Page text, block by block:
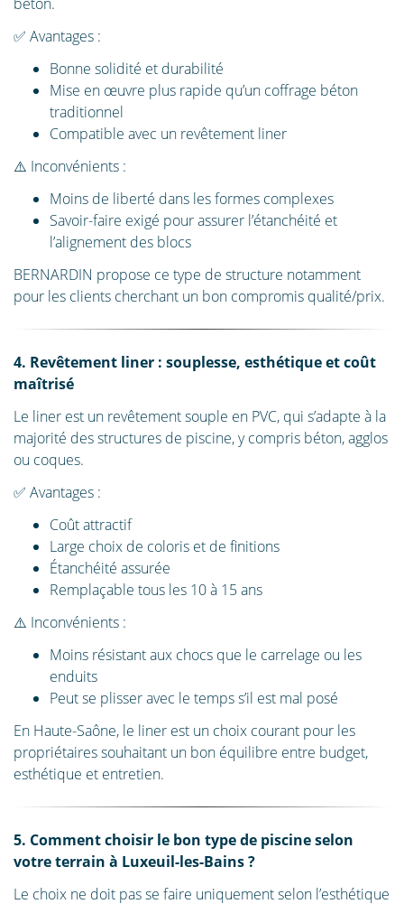
✅ Avantages :
Bonne solidité et durabilité
Mise en œuvre plus rapide qu’un coffrage béton
traditionnel
Compatible avec un revêtement liner
⚠️ Inconvénients :
Moins de liberté dans les formes complexes
Savoir-faire exigé pour assurer l’étanchéité et
l’alignement des blocs
BERNARDIN propose ce type de structure notamment
pour les clients cherchant un bon compromis qualité/prix.
4. Revêtement liner : souplesse, esthétique et coût
maîtrisé
Le liner est un revêtement souple en PVC, qui s’adapte à la
majorité des structures de piscine, y compris béton, agglos
ou coques.
✅ Avantages :
Coût attractif
Large choix de coloris et de finitions
Étanchéité assurée
Remplaçable tous les 10 à 15 ans
⚠️ Inconvénients :
Moins résistant aux chocs que le carrelage ou les
enduits
Peut se plisser avec le temps s’il est mal posé
En Haute-Saône, le liner est un choix courant pour les
propriétaires souhaitant un bon équilibre entre budget,
esthétique et entretien.
5. Comment choisir le bon type de piscine selon
votre terrain à Luxeuil-les-Bains ?
Le choix ne doit pas se faire uniquement selon l’esthétique